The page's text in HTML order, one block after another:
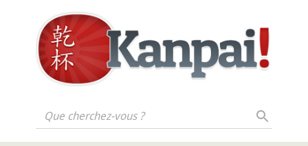
Que cherchez-vous ?